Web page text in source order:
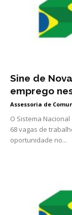
Sine de
emprego
Assessoria de
O Sistema
68 vagas de
oportunidade no...